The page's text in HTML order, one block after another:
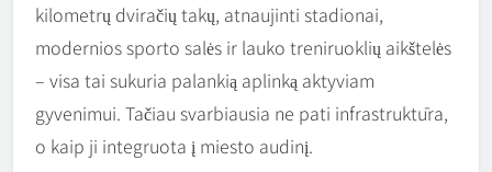
kilometrų dviračių takų, atnaujinti stadionai,
modernios sporto salės ir lauko treniruoklių aikštelės
– visa tai sukuria palankią aplinką aktyviam
gyvenimui. Tačiau svarbiausia ne pati infrastruktūra,
o kaip ji integruota į miesto audinį.